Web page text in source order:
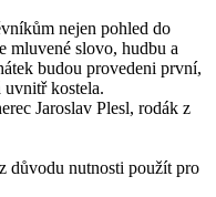
nejen pohled do
mluvené slovo, hudbu a
budou provedeni první,
uvnitř kostela.
Jaroslav Plesl, rodák z
důvodu nutnosti použít pro